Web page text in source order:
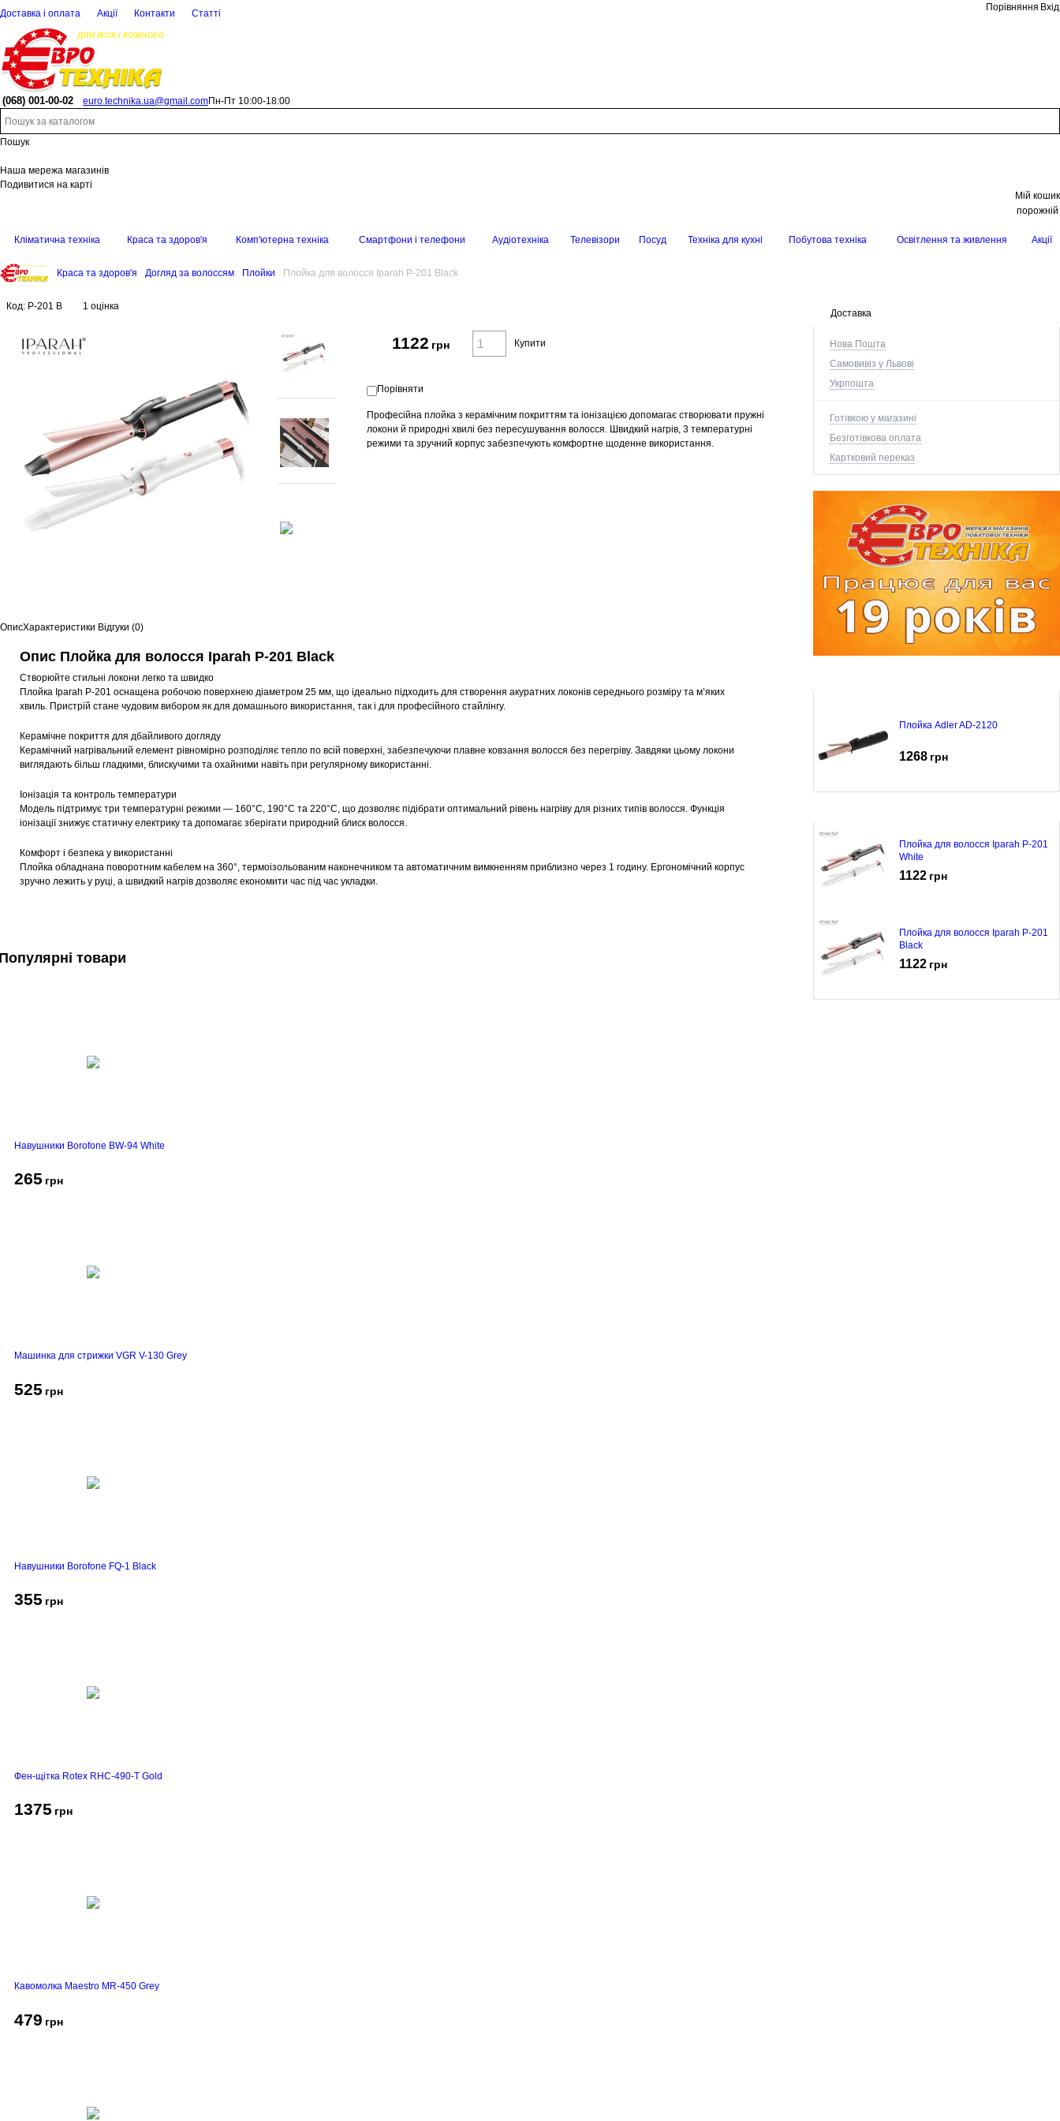
Доставка і оплата Акції Контакти Статті
Порівняння Вхід
(068) 001-00-02 euro.technika.ua@gmail.comПн-Пт 10:00-18:00
Пошук
Наша мережа магазинів
Подивитися на карті
Мій кошик
порожній
Кліматична техніка Краса та здоров'я Комп'ютерна техніка Смартфони і телефони Аудіотехніка Телевізори Посуд Техніка для кухні Побутова техніка Освітлення та живлення Акції
Краса та здоров'я Догляд за волоссям Плойки Плойка для волосся Iparah P-201 Black
Доставка
Нова Пошта
Самовивіз у Львові
Укрпошта
Готівкою у магазині
Безготівкова оплата
Картковий переказ
Плойка Adler AD-2120
1268 грн
Плойка для волосся Iparah P-201
White
1122 грн
Плойка для волосся Iparah P-201
Black
1122 грн
Код: P-201 B 1 оцінка
1122 грн Купити
Порівняти
Професійна плойка з керамічним покриттям та іонізацією допомагає створювати пружні
локони й природні хвилі без пересушування волосся. Швидкий нагрів, 3 температурні
режими та зручний корпус забезпечують комфортне щоденне використання.
ОписХарактеристики Відгуки (0)
Опис Плойка для волосся Iparah P-201 Black
Створюйте стильні локони легко та швидко
Плойка Iparah P-201 оснащена робочою поверхнею діаметром 25 мм, що ідеально підходить для створення акуратних локонів середнього розміру та м’яких
хвиль. Пристрій стане чудовим вибором як для домашнього використання, так і для професійного стайлінгу.
Керамічне покриття для дбайливого догляду
Керамічний нагрівальний елемент рівномірно розподіляє тепло по всій поверхні, забезпечуючи плавне ковзання волосся без перегріву. Завдяки цьому локони
виглядають більш гладкими, блискучими та охайними навіть при регулярному використанні.
Іонізація та контроль температури
Модель підтримує три температурні режими — 160°C, 190°C та 220°C, що дозволяє підібрати оптимальний рівень нагріву для різних типів волосся. Функція
іонізації знижує статичну електрику та допомагає зберігати природний блиск волосся.
Комфорт і безпека у використанні
Плойка обладнана поворотним кабелем на 360°, термоізольованим наконечником та автоматичним вимкненням приблизно через 1 годину. Ергономічний корпус
зручно лежить у руці, а швидкий нагрів дозволяє економити час під час укладки.
товари
Навушники Borofone BW-94 White
265 грн
Машинка для стрижки VGR V-130 Grey
525 грн
Навушники Borofone FQ-1 Black
355 грн
Фен-щітка Rotex RHC-490-T Gold
1375 грн
Кавомолка Maestro MR-450 Grey
479 грн